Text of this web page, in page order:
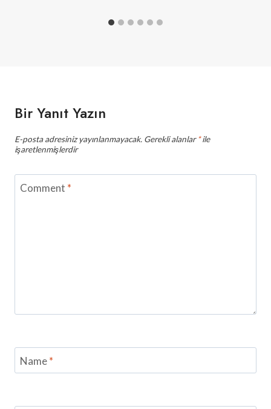
Bir Yanıt Yazın
E-posta adresiniz yayınlanmayacak. Gerekli alanlar*ile
işaretlenmişlerdir
Comment *
Name*